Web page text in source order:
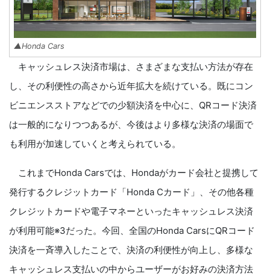
▲Honda Cars
キャッシュレス決済市場は、さまざまな支払い方法が存在
し、その利便性の高さから近年拡大を続けている。既にコン
ビニエンスストアなどでの少額決済を中心に、QRコード決済
は一般的になりつつあるが、今後はより多様な決済の場面で
も利用が加速していくと考えられている。
これまでHonda Carsでは、Hondaがカード会社と提携して
発行するクレジットカード「Honda Cカード」、その他各種
クレジットカードや電子マネーといったキャッシュレス決済
が利用可能※3だった。今回、全国のHonda CarsにQRコード
決済を一斉導入したことで、決済の利便性が向上し、多様な
キャッシュレス支払いの中からユーザーがお好みの決済方法